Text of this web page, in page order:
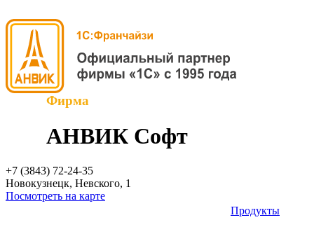
Фирма
АНВИК Софт
+7 (3843) 72-24-35
Новокузнецк, Невского, 1
Посмотреть на карте
Продукты